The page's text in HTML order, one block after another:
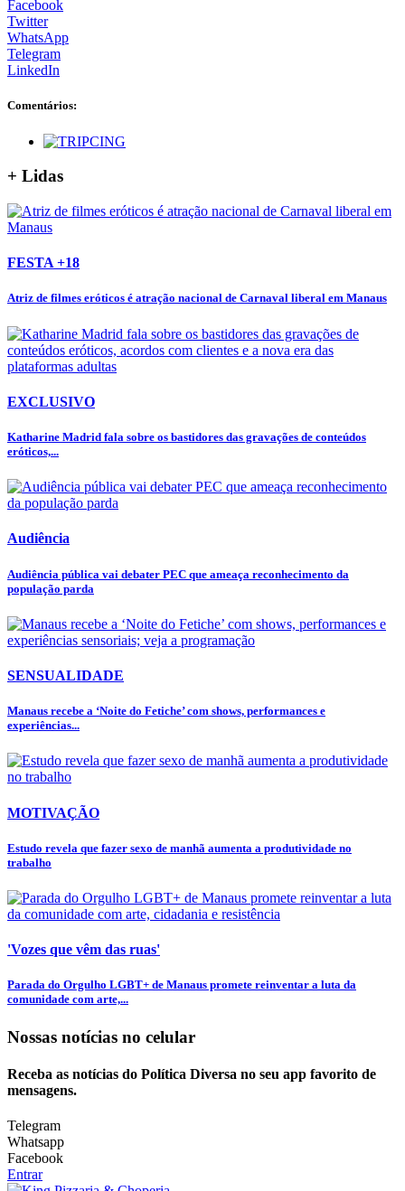
Facebook
Twitter
WhatsApp
Telegram
LinkedIn
Comentários:
+ Lidas
FESTA +18
Atriz de filmes eróticos é atração nacional de Carnaval liberal em Manaus
EXCLUSIVO
Katharine Madrid fala sobre os bastidores das gravações de conteúdos
eróticos,...
Audiência
Audiência pública vai debater PEC que ameaça reconhecimento da
população parda
SENSUALIDADE
Manaus recebe a ‘Noite do Fetiche’ com shows, performances e
experiências...
MOTIVAÇÃO
Estudo revela que fazer sexo de manhã aumenta a produtividade no
trabalho
'Vozes que vêm das ruas'
Parada do Orgulho LGBT+ de Manaus promete reinventar a luta da
comunidade com arte,...
Nossas notícias no celular
Receba as notícias do Política Diversa no seu app favorito de
mensagens.
Telegram
Whatsapp
Facebook
Entrar